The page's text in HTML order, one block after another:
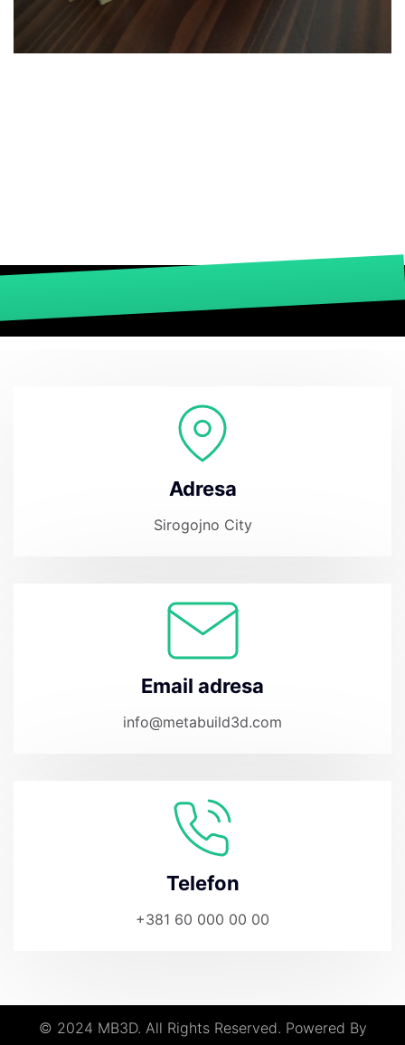
Adresa
Sirogojno City
Email adresa
info@metabuild3d.com
Telefon
+381 60 000 00 00
© 2024 MB3D. All Rights Reserved. Powered By